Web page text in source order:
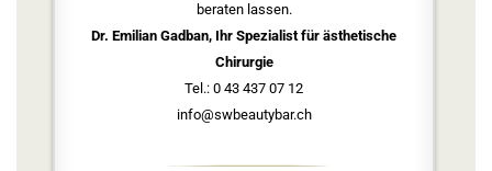
beraten lassen.
Dr. Emilian Gadban, Ihr Spezialist für ästhetische
Chirurgie
Tel.: 0 43 437 07 12
info@swbeautybar.ch